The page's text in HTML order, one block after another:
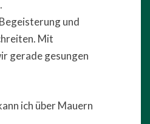
und
Mit
gerade gesungen
ich über Mauern